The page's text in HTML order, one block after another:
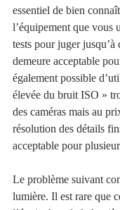
essentiel de bien
l’équipement que vous
tests pour juger
demeure acceptable
également possible
élevée du bruit ISO »
des caméras mais au
résolution des détails
acceptable pour
Le problème suivant
lumière. Il est rare que